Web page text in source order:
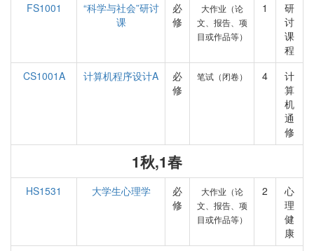
FS1001
“科学与社会”研讨
课
必
修
大作业（论
文、报告、项
目或作品等）
1
研
讨
课
程
CS1001A
计算机程序设计A
必
修
笔试（闭卷） 4
计
算
机
通
修
1秋,1春
HS1531 大学生心理学
必
修
大作业（论
文、报告、项
目或作品等）
2
心
理
健
康